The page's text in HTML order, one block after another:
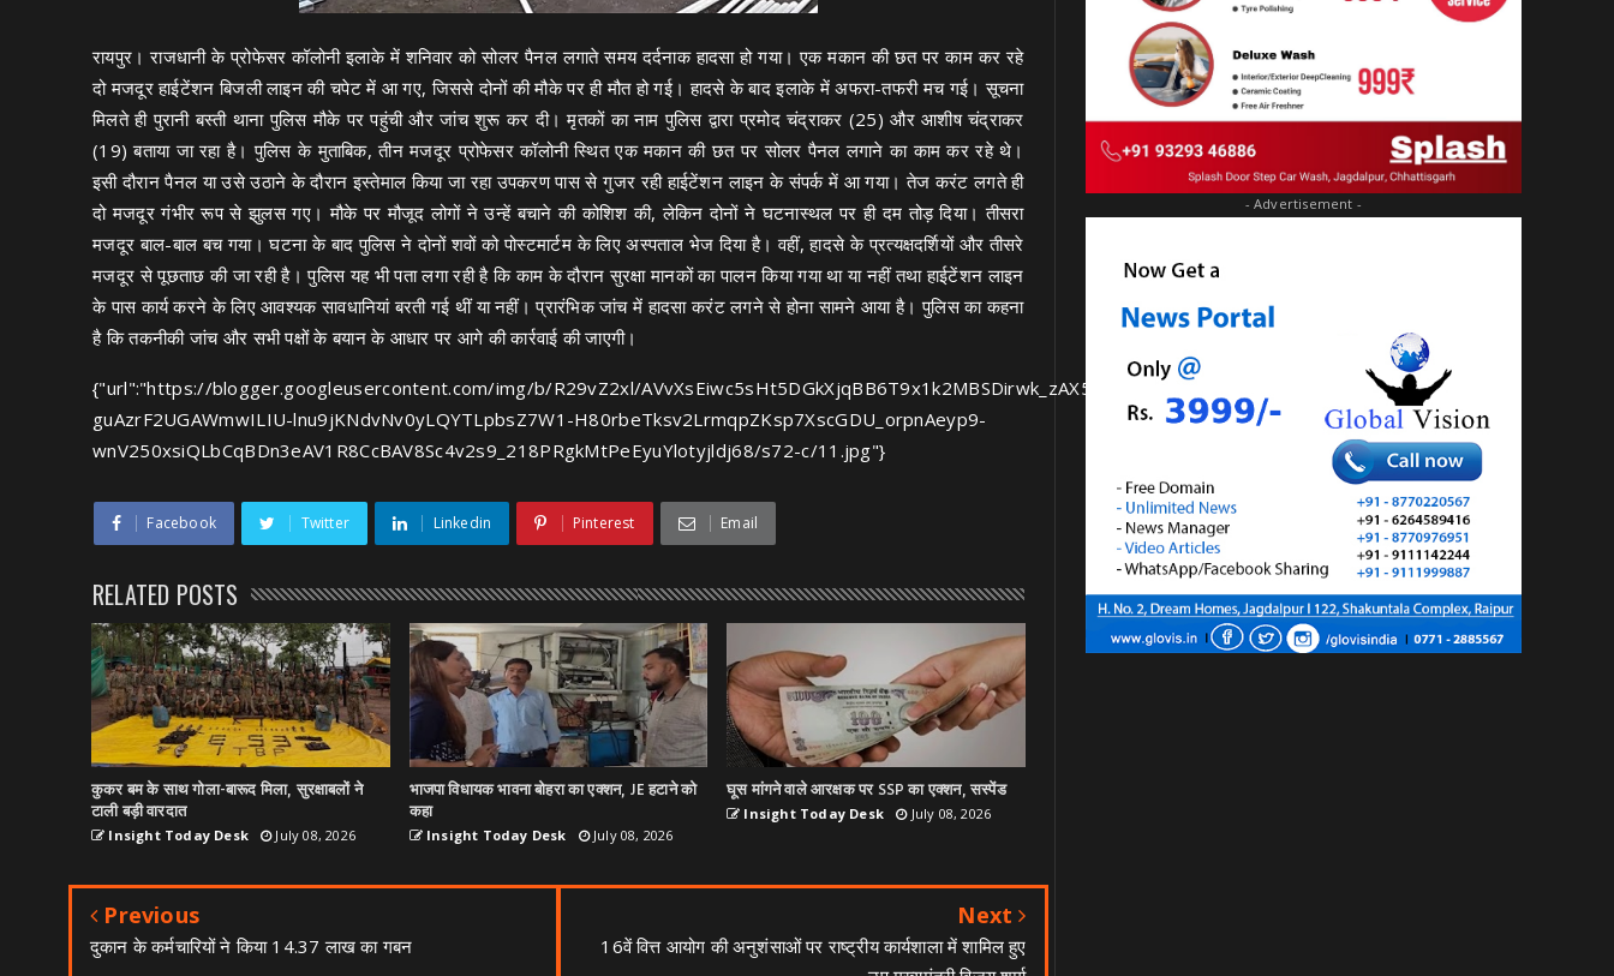
रायपुर। राजधानी के प्रोफेसर कॉलोनी इलाके में शनिवार को सोलर पैनल लगाते समय दर्दनाक हादसा हो गया। एक मकान की छत पर काम कर रहे
दो मजदूर हाईटेंशन बिजली लाइन की चपेट में आ गए, जिससे दोनों की मौके पर ही मौत हो गई। हादसे के बाद इलाके में अफरा-तफरी मच गई। सूचना
मिलते ही पुरानी बस्ती थाना पुलिस मौके पर पहुंची और जांच शुरू कर दी। मृतकों का नाम पुलिस द्वारा प्रमोद चंद्राकर (25) और आशीष चंद्राकर
(19) बताया जा रहा है। पुलिस के मुताबिक, तीन मजदूर प्रोफेसर कॉलोनी स्थित एक मकान की छत पर सोलर पैनल लगाने का काम कर रहे थे।
इसी दौरान पैनल या उसे उठाने के दौरान इस्तेमाल किया जा रहा उपकरण पास से गुजर रही हाईटेंशन लाइन के संपर्क में आ गया। तेज करंट लगते ही
दो मजदूर गंभीर रूप से झुलस गए। मौके पर मौजूद लोगों ने उन्हें बचाने की कोशिश की, लेकिन दोनों ने घटनास्थल पर ही दम तोड़ दिया। तीसरा
मजदूर बाल-बाल बच गया। घटना के बाद पुलिस ने दोनों शवों को पोस्टमार्टम के लिए अस्पताल भेज दिया है। वहीं, हादसे के प्रत्यक्षदर्शियों और तीसरे
मजदूर से पूछताछ की जा रही है। पुलिस यह भी पता लगा रही है कि काम के दौरान सुरक्षा मानकों का पालन किया गया था या नहीं तथा हाईटेंशन लाइन
के पास कार्य करने के लिए आवश्यक सावधानियां बरती गई थीं या नहीं। प्रारंभिक जांच में हादसा करंट लगने से होना सामने आया है। पुलिस का कहना
है कि तकनीकी जांच और सभी पक्षों के बयान के आधार पर आगे की कार्रवाई की जाएगी।
{"url":"https://blogger.googleusercontent.com/img/b/R29vZ2xl/AVvXsEiwc5sHt5DGkXjqBB6T9x1k2MBSDirwk_zAX5HuNiW290-
guAzrF2UGAWmwILIU-lnu9jKNdvNv0yLQYTLpbsZ7W1-H80rbeTksv2LrmqpZKsp7XscGDU_orpnAeyp9-
wnV250xsiQLbCqBDn3eAV1R8CcBAV8Sc4v2s9_218PRgkMtPeEyuYlotyjldj68/s72-c/11.jpg"}
Facebook Twitter Linkedin Pinterest Email
RELATED POSTS
कुकर बम के साथ गोला-बारूद मिला, सुरक्षाबलों ने
टाली बड़ी वारदात
Insight Today Desk July 08, 2026
भाजपा विधायक भावना बोहरा का एक्शन, JE हटाने को
कहा
Insight Today Desk July 08, 2026
घूस मांगने वाले आरक्षक पर SSP का एक्शन, सस्पेंड
Insight Today Desk July 08, 2026
Previous
दुकान के कर्मचारियों ने किया 14.37 लाख का गबन
Next
16वें वित्त आयोग की अनुशंसाओं पर राष्ट्रीय कार्यशाला में शामिल हुए
- Advertisement -